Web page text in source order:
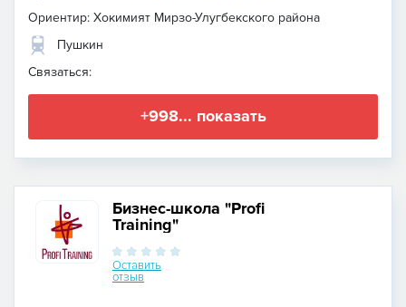
Ориентир: Хокимият Мирзо-Улугбекского района
Пушкин
Связаться:
+998... показать
Бизнес-школа "Profi
Training"
Оставить
отзыв